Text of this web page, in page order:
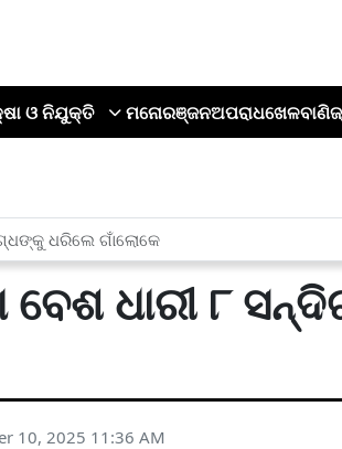
ଓ ନିଯୁକ୍ତି ମନୋରଞ୍ଜନଅପରାଧଖେଳ
ଧରିଲେ ଗାଁଲୋକେ
ବେଶ ଧାରୀ ୮
10, 2025 11:36 AM